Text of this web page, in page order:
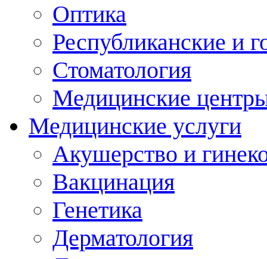
Оптика
Республиканские и
Стоматология
Медицинские
Медицинские услуги
Акушерство и
Вакцинация
Генетика
Дерматология